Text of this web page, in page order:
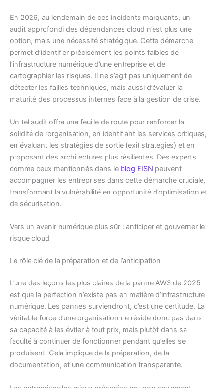
En 2026, au lendemain de ces incidents marquants, un
audit approfondi des dépendances cloud n’est plus une
option, mais une nécessité stratégique. Cette démarche
permet d’identifier précisément les points faibles de
l’infrastructure numérique d’une entreprise et de
cartographier les risques. Il ne s’agit pas uniquement de
détecter les failles techniques, mais aussi d’évaluer la
maturité des processus internes face à la gestion de crise.
Un tel audit offre une feuille de route pour renforcer la
solidité de l’organisation, en identifiant les services critiques,
en évaluant les stratégies de sortie (exit strategies) et en
proposant des architectures plus résilientes. Des experts
comme ceux mentionnés dans le blog EISN peuvent
accompagner les entreprises dans cette démarche cruciale,
transformant la vulnérabilité en opportunité d’optimisation et
de sécurisation.
Vers un avenir numérique plus sûr : anticiper et gouverner le
risque cloud
Le rôle clé de la préparation et de l’anticipation
L’une des leçons les plus claires de la panne AWS de 2025
est que la perfection n’existe pas en matière d’infrastructure
numérique. Les pannes surviendront, c’est une certitude. La
véritable force d’une organisation ne réside donc pas dans
sa capacité à les éviter à tout prix, mais plutôt dans sa
faculté à continuer de fonctionner pendant qu’elles se
produisent. Cela implique de la préparation, de la
documentation, et une communication transparente.